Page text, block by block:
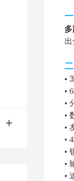
•
•
•
•
•
•
•
•
•